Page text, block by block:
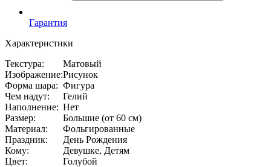
Гарантия
Характеристики
Текстура:
Матовый
Изображение:Рисунок
Форма шара: Фигура
Чем надут:
Гелий
Наполнение: Нет
Размер:
Большие (от 60 см)
Материал:
Фольгированные
Праздник:
День Рождения
Кому:
Девушке, Детям
Цвет:
Голубой